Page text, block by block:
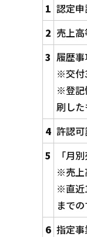
1 認定申
2 売上高
3 履歴
※交付
※登記
刷した
4 許認可
5
「月
※売上
※直近
まで
6 指定